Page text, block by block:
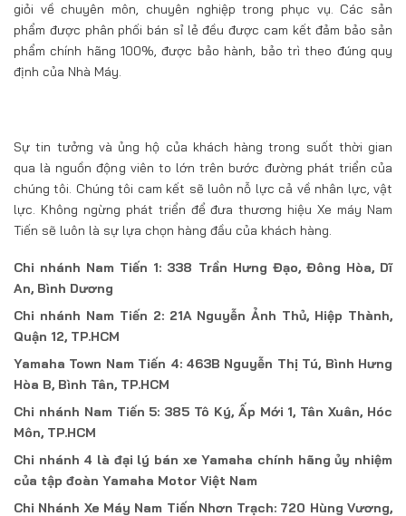
giỏi về chuyên môn, chuyên nghiệp trong phục vụ. Các sản
phẩm được phân phối bán sỉ lẻ đều được cam kết đảm bảo sản
phẩm chính hãng 100%, được bảo hành, bảo trì theo đúng quy
định của Nhà Máy.
Sự tin tưởng và ủng hộ của khách hàng trong suốt thời gian
qua là nguồn động viên to lớn trên bước đường phát triển của
chúng tôi. Chúng tôi cam kết sẽ luôn nỗ lực cả về nhân lực, vật
lực. Không ngừng phát triển để đưa thương hiệu Xe máy Nam
Tiến sẽ luôn là sự lựa chọn hàng đầu của khách hàng.
Chi nhánh Nam Tiến 1: 338 Trần Hưng Đạo, Đông Hòa, Dĩ
An, Bình Dương
Chi nhánh Nam Tiến 2: 21A Nguyễn Ảnh Thủ, Hiệp Thành,
Quận 12, TP.HCM
Yamaha Town Nam Tiến 4: 463B Nguyễn Thị Tú, Bình Hưng
Hòa B, Bình Tân, TP.HCM
Chi nhánh Nam Tiến 5: 385 Tô Ký, Ấp Mới 1, Tân Xuân, Hóc
Môn, TP.HCM
Chi nhánh 4 là đại lý bán xe Yamaha chính hãng ủy nhiệm
của tập đoàn Yamaha Motor Việt Nam
Chi Nhánh Xe Máy Nam Tiến Nhơn Trạch: 720 Hùng Vương,